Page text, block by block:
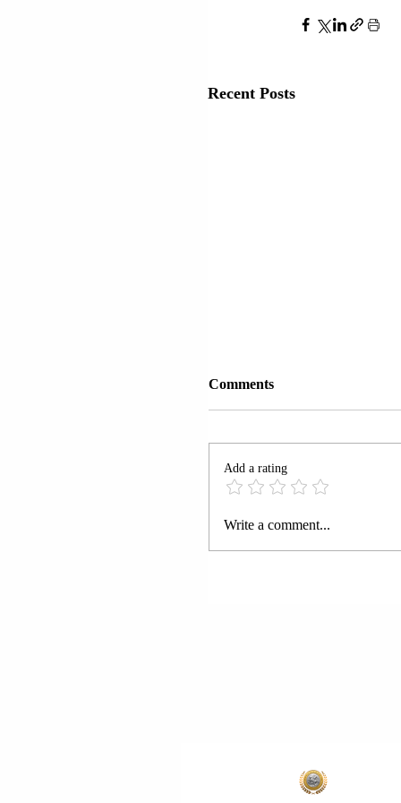
Recent Posts
LAÇ | SOKOL TOMA
Comments
Add a rating
Write a comment...